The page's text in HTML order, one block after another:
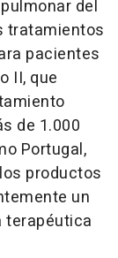
del
tratamientos
pacientes
II, que
de 1.000
Portugal,
productos
un
terapéutica